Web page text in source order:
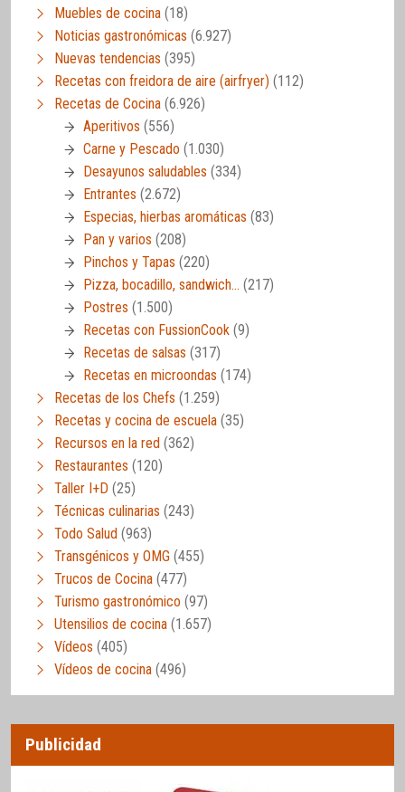
Muebles de cocina (18)
Noticias gastronómicas (6.927)
Nuevas tendencias (395)
Recetas con freidora de aire (airfryer) (112)
Recetas de Cocina (6.926)
Aperitivos (556)
Carne y Pescado (1.030)
Desayunos saludables (334)
Entrantes (2.672)
Especias, hierbas aromáticas (83)
Pan y varios (208)
Pinchos y Tapas (220)
Pizza, bocadillo, sandwich… (217)
Postres (1.500)
Recetas con FussionCook (9)
Recetas de salsas (317)
Recetas en microondas (174)
Recetas de los Chefs (1.259)
Recetas y cocina de escuela (35)
Recursos en la red (362)
Restaurantes (120)
Taller I+D (25)
Técnicas culinarias (243)
Todo Salud (963)
Transgénicos y OMG (455)
Trucos de Cocina (477)
Turismo gastronómico (97)
Utensilios de cocina (1.657)
Vídeos (405)
Vídeos de cocina (496)
Publicidad